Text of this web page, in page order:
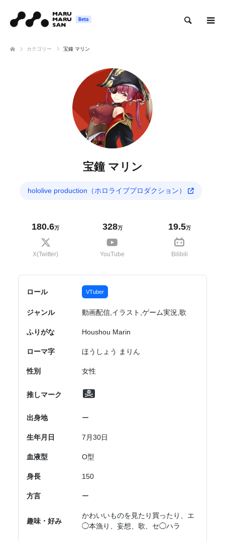
カテゴリー 宝鐘 マリン
宝鐘 マリン
hololive production（ホロライブプロダクション）
180.6万
X(Twitter)
328万
YouTube
19.5万
Bilibili
ロール VTuber
ジャンル 動画配信,イラスト,ゲーム実況,歌
ふりがな Houshou Marin
ローマ字 ほうしょう まりん
性別 女性
推しマーク
出身地 ー
生年月日 7月30日
血液型 O型
身長 150
方言 ー
趣味・好み
かわいいものを見たり買ったり、エ
◯本漁り、妄想、歌、セ◯ハラ